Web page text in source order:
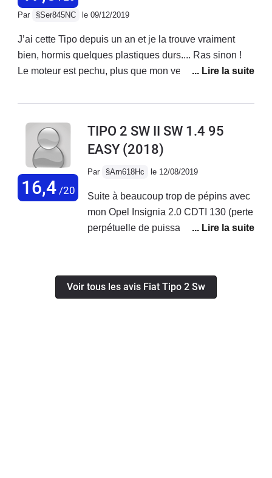
colorées pour les faire revenir.
était en vacances
Par §Ser845NC le 09/12/2019
J’ai cette Tipo depuis un an et je la trouve vraiment
bien, hormis quelques plastiques durs.... Ras sinon !
Le moteur est pechu, plus que mon verso 126 D4D qui
qualité - prix est imbattable, et je sais de quoi je parle
les deux ans environ! Bravo Fiat, sortez la en hybride.
16,4/20
TIPO 2 SW II SW 1.4 95
EASY (2018)
Par §Arn618Hc le 12/08/2019
Suite à beaucoup trop de pépins avec
mon Opel Insignia 2.0 CDTI 130 (perte
perpétuelle de puissance, soucis
etc..), je me suis résolu à la vendre
pour l’exportation. N’ayant pas un
Voir tous les avis Fiat Tipo 2 Sw